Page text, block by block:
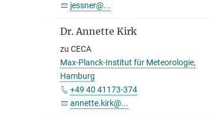
jessner@...
Dr. Annette Kirk
zu CECA
Max-Planck-Institut für Meteorologie,
Hamburg
+49 40 41173-374
annette.kirk@...